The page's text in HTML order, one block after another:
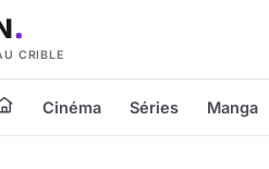
CRIBLE
Cinéma Séries Manga